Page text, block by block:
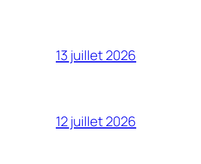
13 juillet 2026
12 juillet 2026